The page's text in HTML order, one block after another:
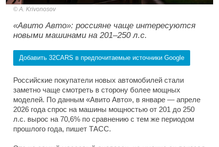
A. Krivonosov
«Авито Авто»: россияне чаще интересуются
новыми машинами на 201–250 л.с.
Добавить 32CARS в предпочитаемые источники Google
Российские покупатели новых автомобилей стали
заметно чаще смотреть в сторону более мощных
моделей. По данным «Авито Авто», в январе — апреле
2026 года спрос на машины мощностью от 201 до 250
л.с. вырос на 70,6% по сравнению с тем же периодом
прошлого года, пишет ТАСС.